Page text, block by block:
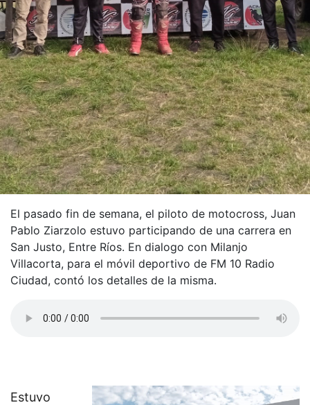
El pasado fin de semana, el piloto de motocross, Juan
Pablo Ziarzolo estuvo participando de una carrera en
San Justo, Entre Ríos. En dialogo con Milanjo
Villacorta, para el móvil deportivo de FM 10 Radio
Ciudad, contó los detalles de la misma.
Estuvo